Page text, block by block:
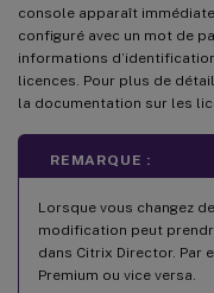
console apparaît
configuré avec un mot de
informations
licences. Pour plus de
la documentation sur les
REMARQUE :
Lorsque vous changez
modification peut
dans Citrix Director. Par
Premium ou vice versa.